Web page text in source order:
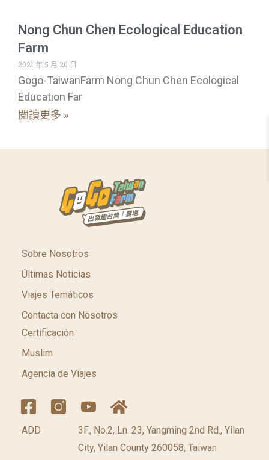
Nong Chun Chen Ecological Education
Farm
2021 年 5 月 20 日
Gogo-TaiwanFarm Nong Chun Chen Ecological
Education Far
閱讀更多 »
Sobre Nosotros
Últimas Noticias
Viajes Temáticos
Contacta con Nosotros
Certificación
Muslim
Agencia de Viajes
ADD
3F., No.2, Ln. 23, Yangming 2nd Rd., Yilan
City, Yilan County 260058, Taiwan